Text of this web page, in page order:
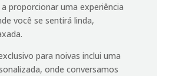
proporcionar uma experiência
você se sentirá linda,
para noivas inclui uma
onde conversamos